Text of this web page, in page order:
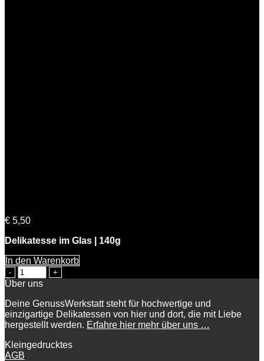
€ 5,50
Delikatesse im Glas | 140g
In den Warenkorb
BIO
Marillen
Menge
Über uns
Deine GenussWerkstatt steht für hochwertige und
einzigartige Delikatessen von hier und dort, die mit Liebe
hergestellt werden. Erfahre hier mehr über uns …
Kleingedrucktes
AGB